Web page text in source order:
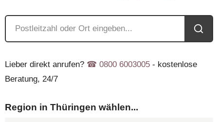
Lieber direkt anrufen? ☎︎ 0800 6003005 - kostenlose
Beratung, 24/7
Region in Thüringen wählen...